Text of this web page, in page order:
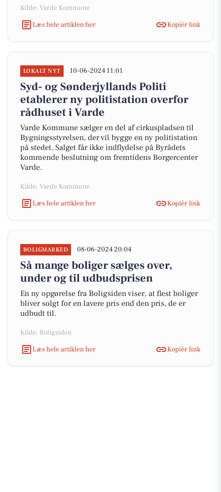
Kilde: Varde Kommune
Læs hele artiklen her
Kopiér link
LOKALT NYT 10-06-2024 11:01
Syd- og Sønderjyllands Politi
etablerer ny politistation overfor
rådhuset i Varde
Varde Kommune sælger en del af cirkuspladsen til
Bygningsstyrelsen, der vil bygge en ny politistation
på stedet. Salget får ikke indflydelse på Byrådets
kommende beslutning om fremtidens Borgercenter
Varde.
Kilde: Varde Kommune
Læs hele artiklen her
Kopiér link
BOLIGMARKED 08-06-2024 20:04
Så mange boliger sælges over,
under og til udbudsprisen
En ny opgørelse fra Boligsiden viser, at flest boliger
bliver solgt for en lavere pris end den pris, de er
udbudt til.
Kilde: Boligsiden
Læs hele artiklen her
Kopiér link